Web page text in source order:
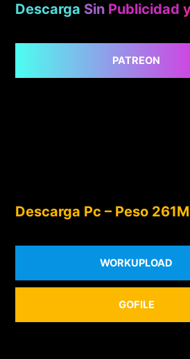
Descarga Sin Publicidad
PATREON
Descarga Pc – Peso
WORKUPLOAD
GOFILE